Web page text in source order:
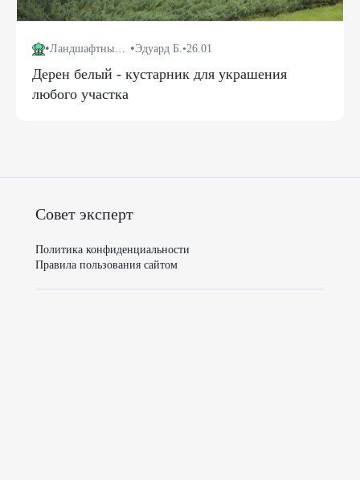
• Ландшафтный дизайн •Эдуард Б.•26.01
Дерен белый - кустарник для украшения
любого участка
Совет эксперт
Политика конфиденциальности
Правила пользования сайтом